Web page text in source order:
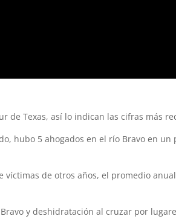
de Texas, así lo indican las cifras más
hubo 5 ahogados en el río Bravo en
de otros años, el promedio
y deshidratación al cruzar por